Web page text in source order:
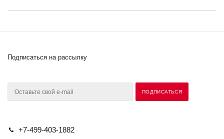
Подписаться на рассылку
+7-499-403-1882